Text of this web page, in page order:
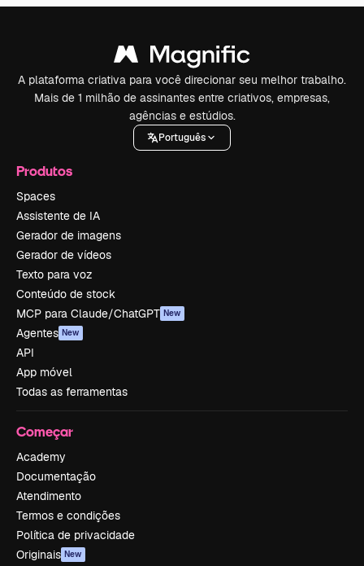
A plataforma criativa para você direcionar seu melhor trabalho.
Mais de 1 milhão de assinantes entre criativos, empresas,
agências e estúdios.
Português
Produtos
Spaces
Assistente de IA
Gerador de imagens
Gerador de vídeos
Texto para voz
Conteúdo de stock
MCP para Claude/ChatGPT New
Agentes New
API
App móvel
Todas as ferramentas
Começar
Academy
Documentação
Atendimento
Termos e condições
Política de privacidade
Originais New